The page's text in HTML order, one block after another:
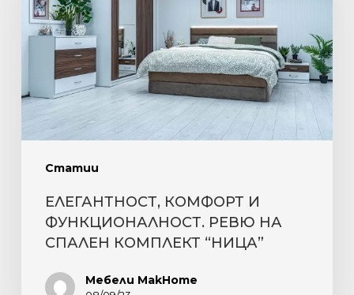
Статии
ФУНКЦИОНАЛНОСТ.
РЕВЮ
СПАЛЕН
КОМПЛЕКТ
“НИЦА”
ЕЛЕГАНТНОСТ, КОМФОРТ И
ФУНКЦИОНАЛНОСТ. РЕВЮ НА
СПАЛЕН КОМПЛЕКТ “НИЦА”
Мебели MakHome